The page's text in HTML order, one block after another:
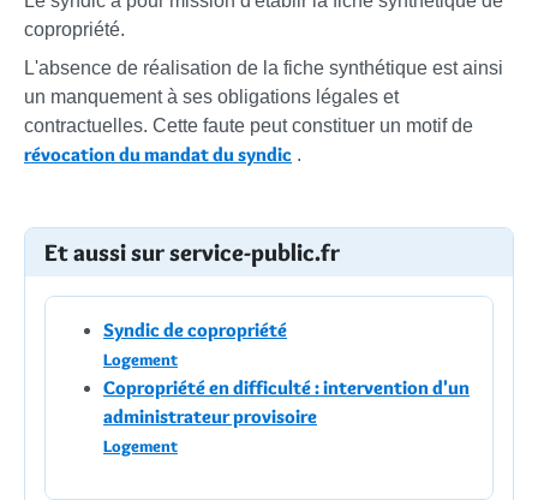
copropriété.
L'absence de réalisation de la fiche synthétique est ainsi
un manquement à ses obligations légales et
contractuelles. Cette faute peut constituer un motif de
révocation du mandat du syndic .
Et aussi sur service-public.fr
Syndic de copropriété
Logement
Copropriété en difficulté : intervention d'un
administrateur provisoire
Logement